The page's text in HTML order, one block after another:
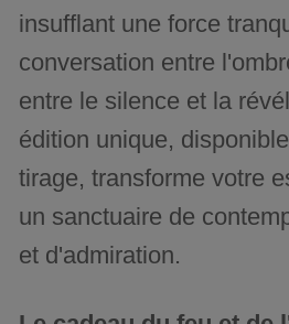
insufflant une force
conversation entre
entre le silence et la
édition unique,
tirage, transforme votre
un sanctuaire de
et d'admiration.